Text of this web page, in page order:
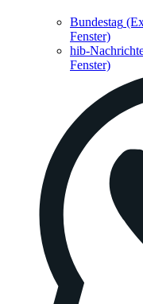
Bundestag
Fenster)
hib-
Fenster)